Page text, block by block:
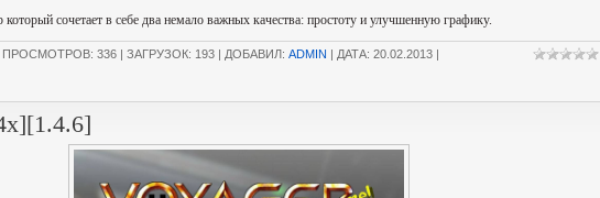
сочетает в себе два немало важных качества: простоту и улучшенную графику.
ПРОСМОТРОВ: 336 | ЗАГРУЗОК: 193 | ДОБАВИЛ: ADMIN | ДАТА: 20.02.2013 |